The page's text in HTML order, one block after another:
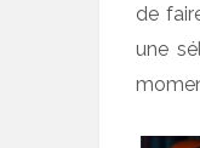
de
une